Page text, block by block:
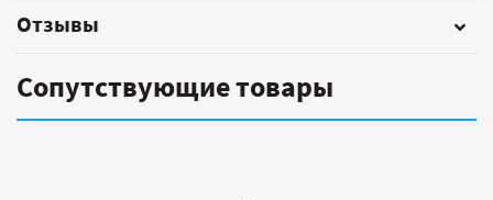
Отзывы
Сопутствующие товары